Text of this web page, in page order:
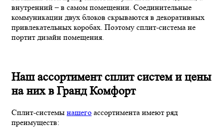
внутренний – в самом помещении. Соединительные
коммуникации двух блоков скрываются в декоративных
привлекательных коробах. Поэтому сплит-система не
портит дизайн помещения.
Наш ассортимент сплит систем и цены
на них в Гранд Комфорт
Сплит-системы нашего ассортимента имеют ряд
преимуществ: